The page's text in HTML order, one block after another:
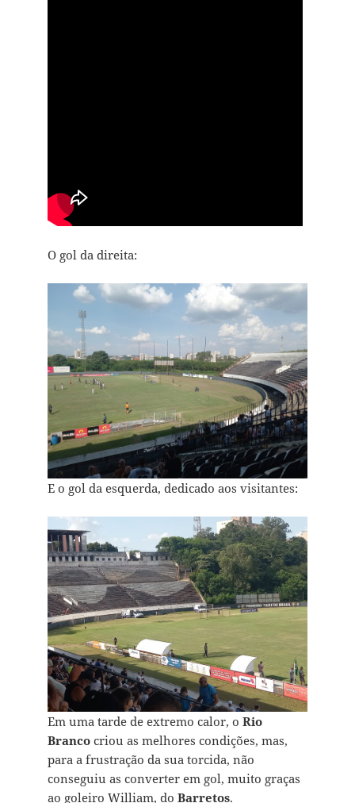
O gol da direita:
E o gol da esquerda, dedicado aos visitantes:
Em uma tarde de extremo calor, o Rio
Brancocriou as melhores condições, mas,
para a frustração da sua torcida, não
conseguiu as converter em gol, muito graças
ao goleiro William, do Barretos.